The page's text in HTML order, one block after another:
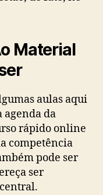
Material
aulas aqui
agenda da
rápido online
competência
pode ser
ser